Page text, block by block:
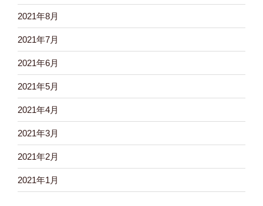
2021年8月
2021年7月
2021年6月
2021年5月
2021年4月
2021年3月
2021年2月
2021年1月